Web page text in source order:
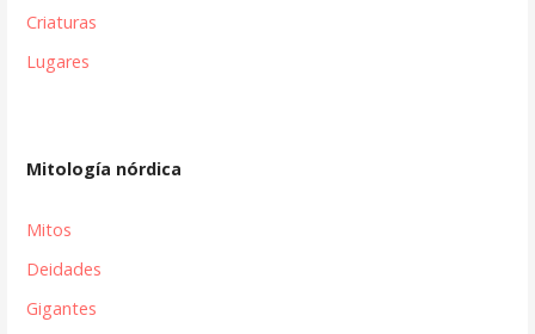
Criaturas
Lugares
Mitología nórdica
Mitos
Deidades
Gigantes